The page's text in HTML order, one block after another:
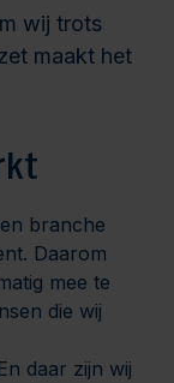
wij trots
maakt het
branche
Daarom
mee te
die wij
daar zijn wij